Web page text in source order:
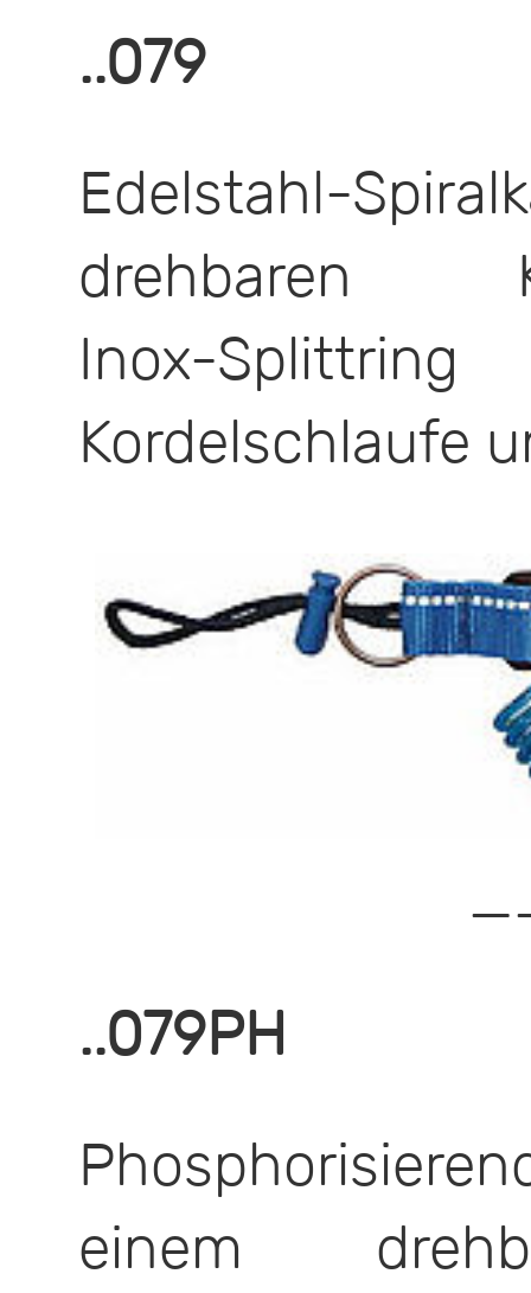
..079
Edelstahl-
drehbaren
Inox-
Kordelschlaufe
..079PH
einem